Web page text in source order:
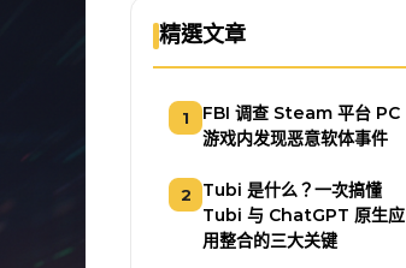
精選文章
1
FBI 调查 Steam 平台 PC
游戏内发现恶意软体事件
2
Tubi 是什么？一次搞懂
Tubi 与 ChatGPT 原生应
用整合的三大关键